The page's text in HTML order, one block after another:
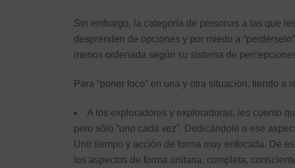
Sin embargo, la categoría de personas a las que
desprenden de opciones y por miedo a
menos ordenada según su sistema de
Para “poner foco” en una y otra situación, tiendo a
A los exploradores y exploradoras, les cuento
pero sólo “uno cada vez”. Dedicándole a ese
Unir tiempo y acción de forma muy enfocada. De
los aspectos de forma unitaria, completa,